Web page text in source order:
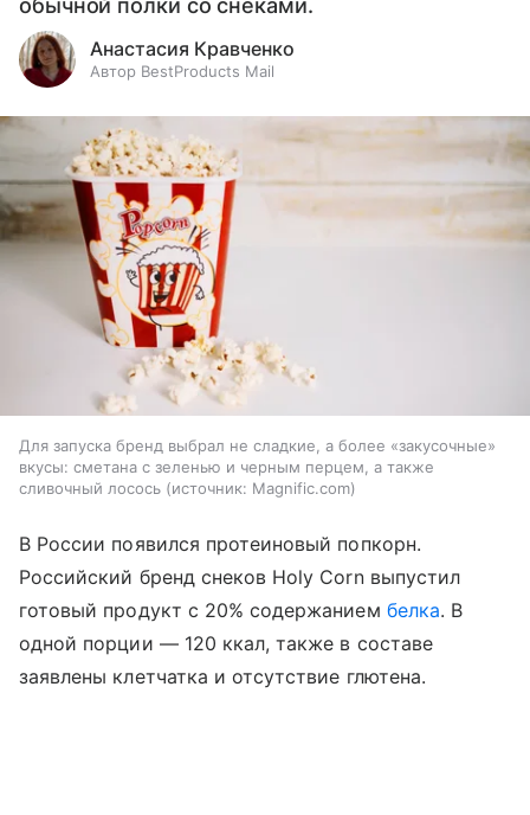
обычной полки со снеками.
Анастасия Кравченко
Автор BestProducts Mail
Для запуска бренд выбрал не сладкие, а более «закусочные»
вкусы: сметана с зеленью и черным перцем, а также
сливочный лосось
источник: Magnific.com
В России появился протеиновый попкорн.
Российский бренд снеков Holy Corn выпустил
готовый продукт с 20% содержанием белка. В
одной порции — 120 ккал, также в составе
заявлены клетчатка и отсутствие глютена.